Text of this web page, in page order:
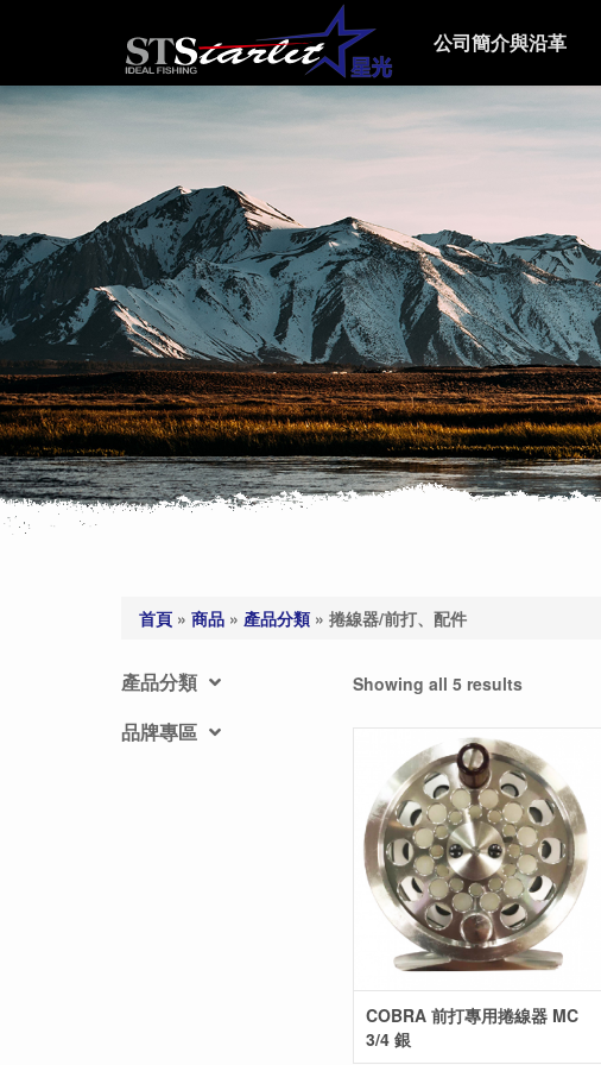
公司簡介與沿革
首頁 » 商品 » 產品分類 » 捲線器/前打、配件
產品分類
品牌專區
Showing all 5 results
COBRA 前打專用捲線器 MC
3/4 銀